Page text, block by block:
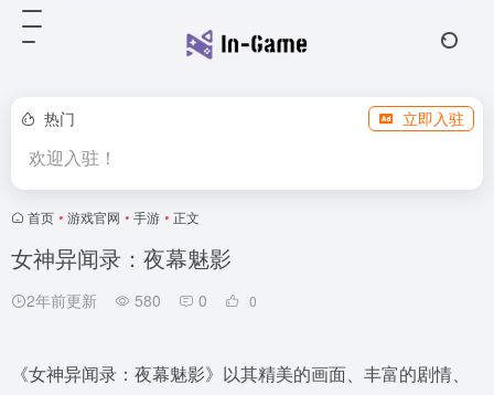
热门 立即入驻
欢迎入驻！
首页 • 游戏官网 • 手游 • 正文
女神异闻录：夜幕魅影
2年前更新 580 0 0
《女神异闻录：夜幕魅影》以其精美的画面、丰富的剧情、